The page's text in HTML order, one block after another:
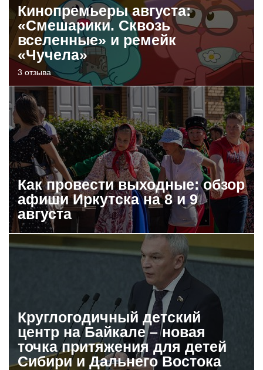
Кинопремьеры августа:
«Смешарики. Сквозь
вселенные» и ремейк
«Чучела»
3 отзыва
Как провести выходные: обзор
афиши Иркутска на 8 и 9
августа
Круглогодичный детский
центр на Байкале – новая
точка притяжения для детей
Сибири и Дальнего Востока